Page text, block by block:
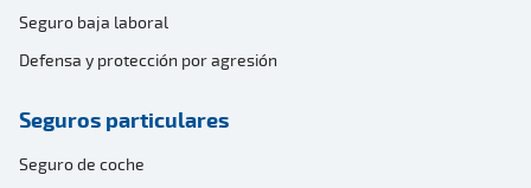
Seguro baja laboral
Defensa y protección por agresión
Seguros particulares
Seguro de coche